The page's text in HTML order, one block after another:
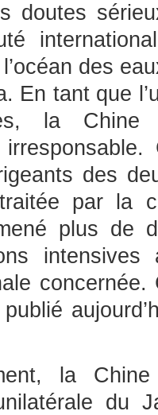
doutes
des
En tant que
la Chine
irresponsable.
des
par la
plus de
publié
la
du